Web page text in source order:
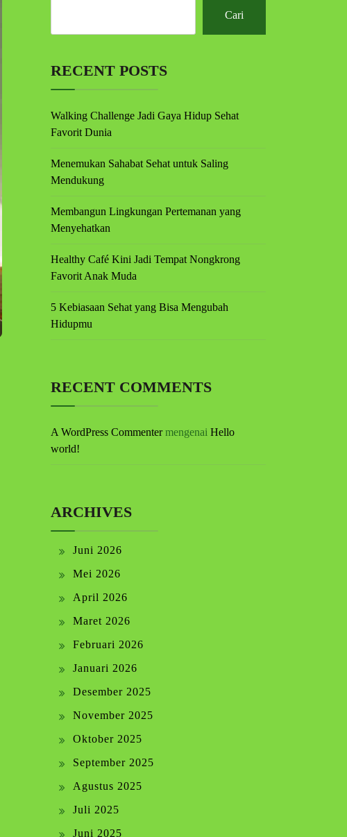
Cari
RECENT POSTS
Walking Challenge Jadi Gaya Hidup Sehat
Favorit Dunia
Menemukan Sahabat Sehat untuk Saling
Mendukung
Membangun Lingkungan Pertemanan yang
Menyehatkan
Healthy Café Kini Jadi Tempat Nongkrong
Favorit Anak Muda
5 Kebiasaan Sehat yang Bisa Mengubah
Hidupmu
RECENT COMMENTS
A WordPress Commentermengenai Hello
world!
ARCHIVES
Juni 2026
Mei 2026
April 2026
Maret 2026
Februari 2026
Januari 2026
Desember 2025
November 2025
Oktober 2025
September 2025
Agustus 2025
Juli 2025
Juni 2025